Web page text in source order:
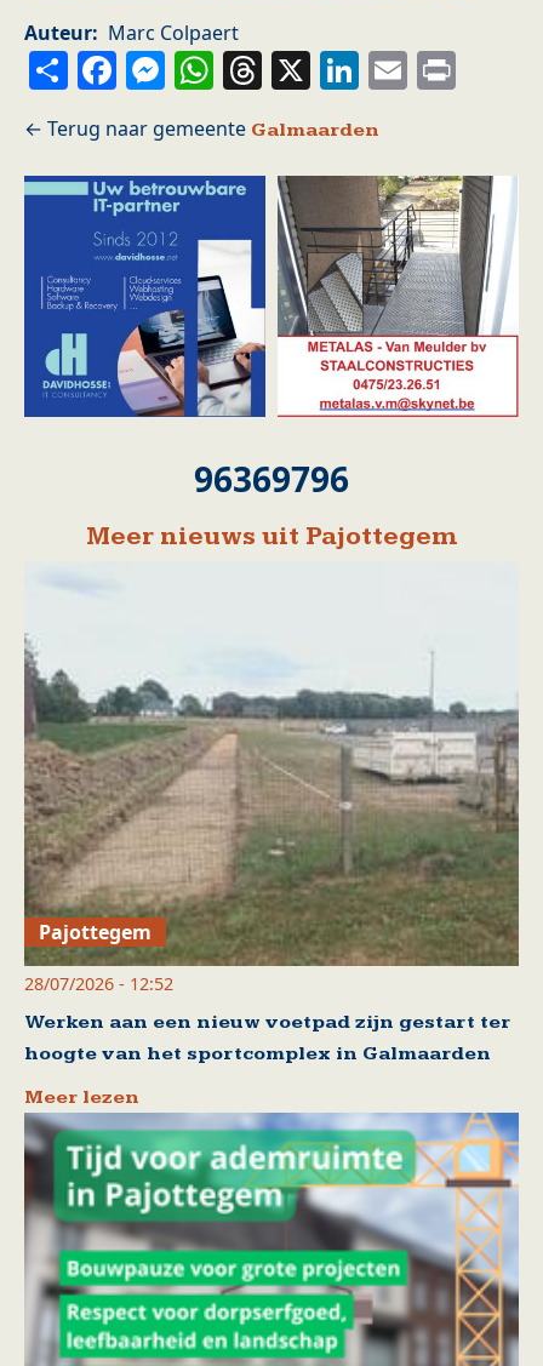
Auteur
Marc Colpaert
ShareFacebook
Messenger
WhatsApp
Threads
X LinkedIn
Email
Galmaarden
96369796
Meer nieuws uit Pajottegem
Pajottegem
28/07/2026 - 12:52
Werken aan een nieuw voetpad zijn gestart ter
hoogte van het sportcomplex in Galmaarden
Meer lezen